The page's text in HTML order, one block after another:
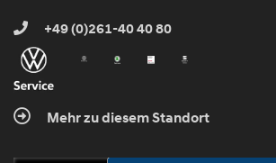
+49 (0)261-40 40 80
Mehr zu diesem Standort